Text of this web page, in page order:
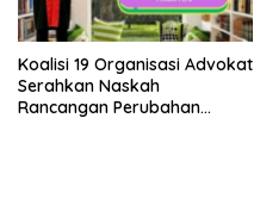
Koalisi 19 Organisasi Advokat
Serahkan Naskah
Rancangan Perubahan